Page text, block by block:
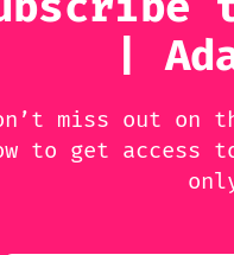
|
miss out on
to get access